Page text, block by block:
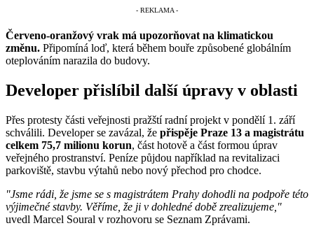
Červeno-oranžový vrak má upozorňovat na klimatickou
změnu. Připomíná loď, která během bouře způsobené globálním
oteplováním narazila do budovy.
Developer přislíbil další úpravy v oblasti
Přes protesty části veřejnosti pražští radní projekt v pondělí 1. září
schválili. Developer se zavázal, že přispěje Praze 13 a magistrátu
celkem 75,7 milionu korun, část hotově a část formou úprav
veřejného prostranství. Peníze půjdou například na revitalizaci
parkoviště, stavbu výtahů nebo nový přechod pro chodce.
"Jsme rádi, že jsme se s magistrátem Prahy dohodli na podpoře této
výjimečné stavby. Věříme, že ji v dohledné době zrealizujeme,"
uvedl Marcel Soural v rozhovoru se Seznam Zprávami.